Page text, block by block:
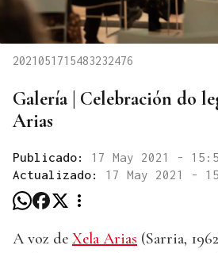
2021051715483232476
Galería | Celebración do
Arias
Publicado: 17 May 2021 -
Actualizado: 17 May 2021 -
A voz de Xela Arias (Sarria,